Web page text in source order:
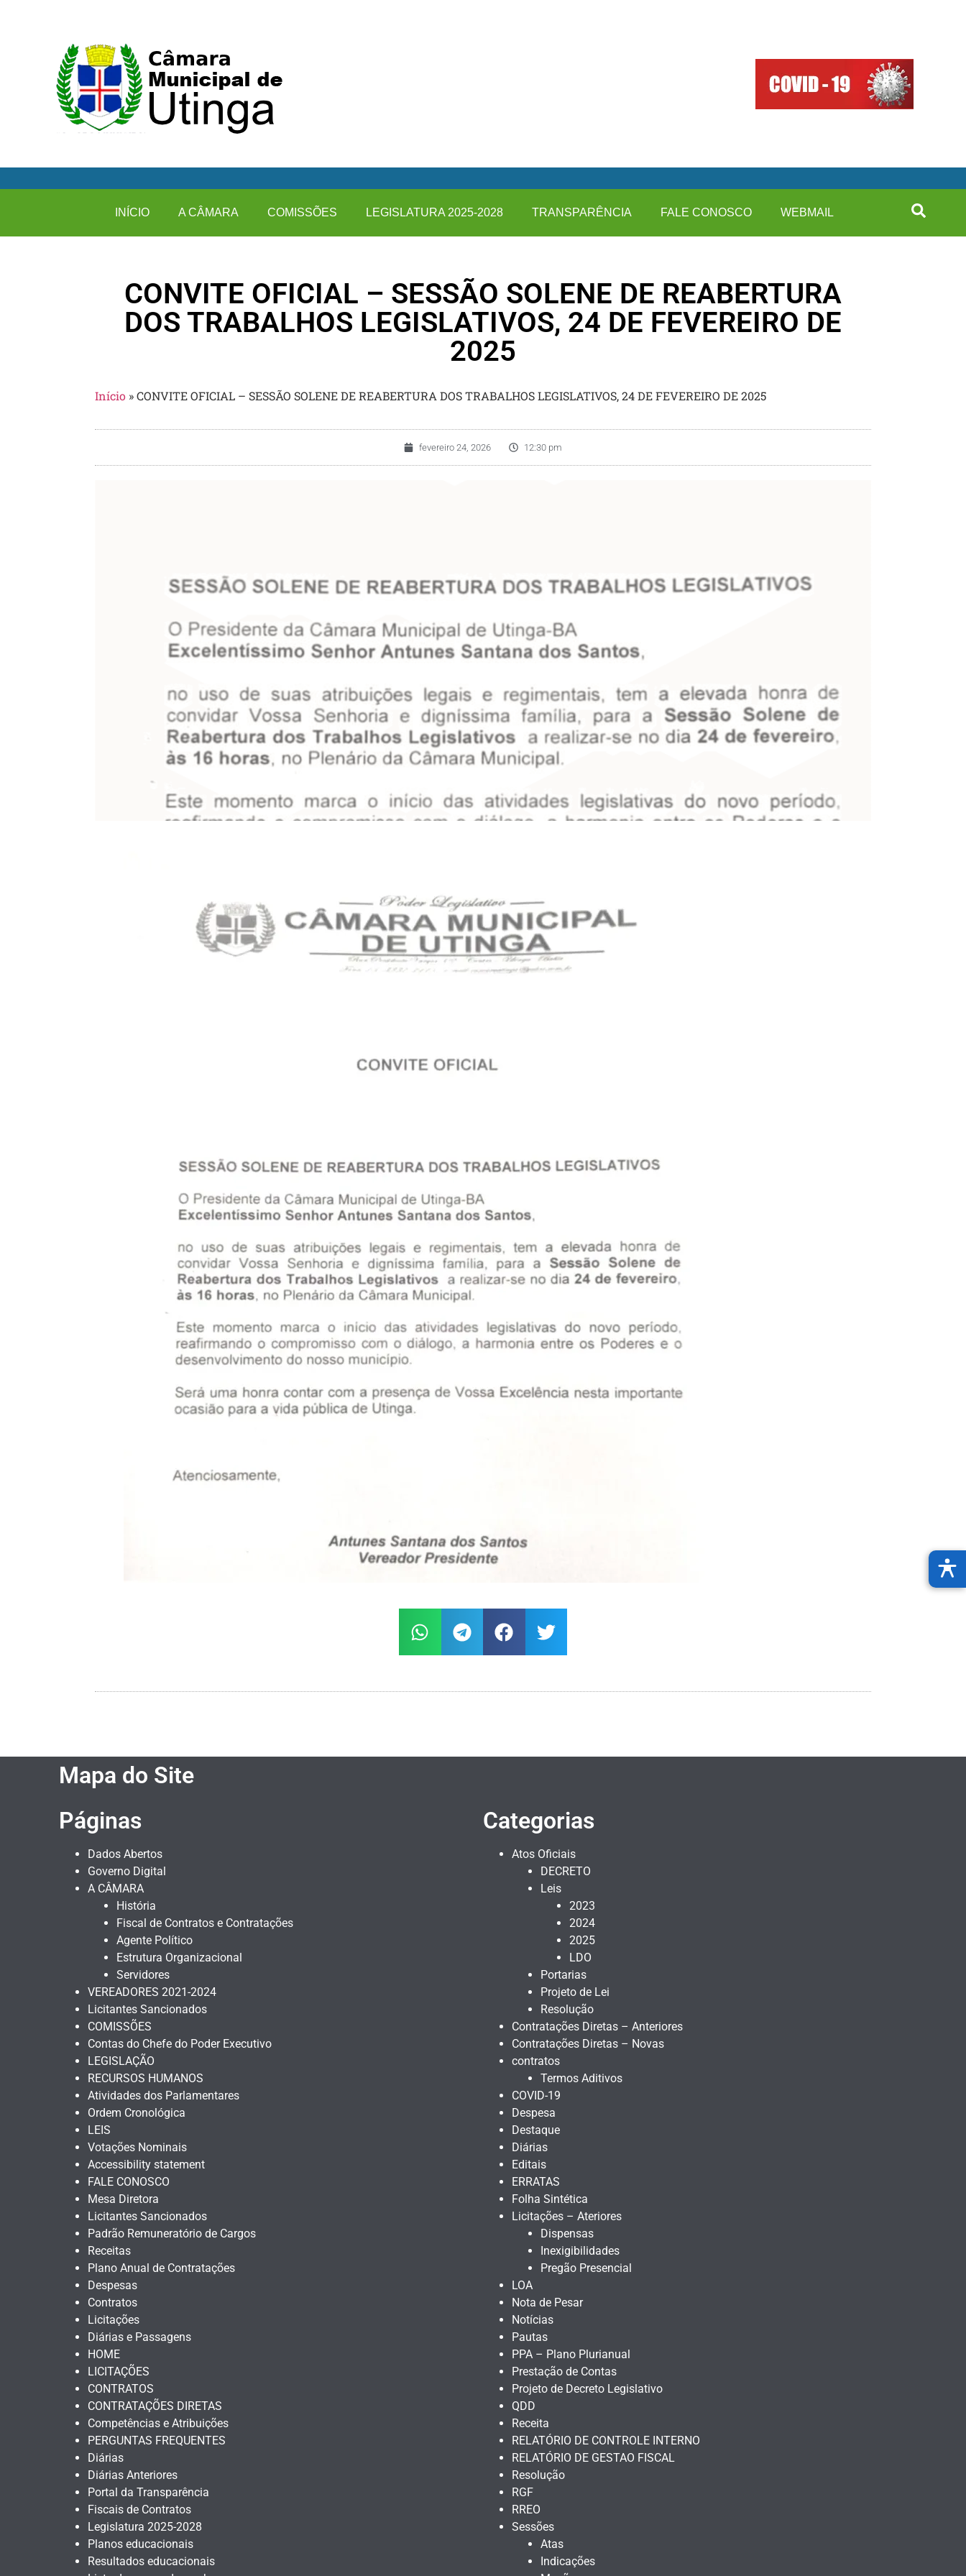
INÍCIO A CÂMARA COMISSÕES LEGISLATURA 2025-2028 TRANSPARÊNCIA FALE CONOSCO WEBMAIL
CONVITE OFICIAL – SESSÃO SOLENE DE REABERTURA
DOS TRABALHOS LEGISLATIVOS, 24 DE FEVEREIRO DE
2025
Início »CONVITE OFICIAL – SESSÃO SOLENE DE REABERTURA DOS TRABALHOS LEGISLATIVOS, 24 DE FEVEREIRO DE 2025
fevereiro 24, 2026 12:30 pm
Mapa do Site
Páginas
Dados Abertos
Governo Digital
A CÂMARA
História
Fiscal de Contratos e Contratações
Agente Político
Estrutura Organizacional
Servidores
VEREADORES 2021-2024
Licitantes Sancionados
COMISSÕES
Contas do Chefe do Poder Executivo
LEGISLAÇÃO
RECURSOS HUMANOS
Atividades dos Parlamentares
Ordem Cronológica
LEIS
Votações Nominais
Accessibility statement
FALE CONOSCO
Mesa Diretora
Licitantes Sancionados
Padrão Remuneratório de Cargos
Receitas
Plano Anual de Contratações
Despesas
Contratos
Licitações
Diárias e Passagens
HOME
LICITAÇÕES
CONTRATOS
CONTRATAÇÕES DIRETAS
Competências e Atribuições
PERGUNTAS FREQUENTES
Diárias
Diárias Anteriores
Portal da Transparência
Fiscais de Contratos
Legislatura 2025-2028
Planos educacionais
Resultados educacionais
Categorias
Atos Oficiais
DECRETO
Leis
2023
2024
2025
LDO
Portarias
Projeto de Lei
Resolução
Contratações Diretas – Anteriores
Contratações Diretas – Novas
contratos
Termos Aditivos
COVID-19
Despesa
Destaque
Diárias
Editais
ERRATAS
Folha Sintética
Licitações – Ateriores
Dispensas
Inexigibilidades
Pregão Presencial
LOA
Nota de Pesar
Notícias
Pautas
PPA – Plano Plurianual
Prestação de Contas
Projeto de Decreto Legislativo
QDD
Receita
RELATÓRIO DE CONTROLE INTERNO
RELATÓRIO DE GESTAO FISCAL
Resolução
RGF
RREO
Sessões
Atas
Indicações